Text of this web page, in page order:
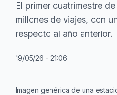
El primer cuatrimestre
millones de viajes, con
respecto al año anterior.
19/05/26 - 21:06
Imagen genérica de una